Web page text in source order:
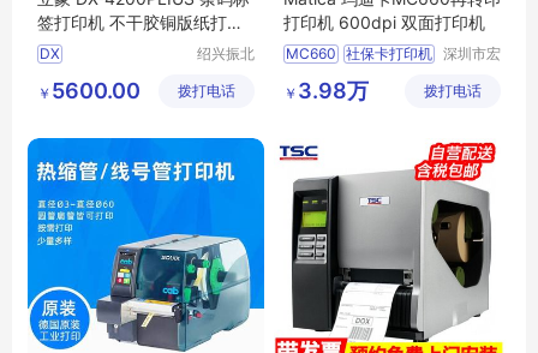
签打印机 不干胶铜版纸打码
机
DX
打印机DX
DX4200打码机
绍兴振北
有限公司
￥ 5600.00 拨打电话
打印机 600dpi 双面打印机
MC660 社保卡打印机
残疾证打印机
深圳市宏
有限公司
￥ 3.98万 拨打电话